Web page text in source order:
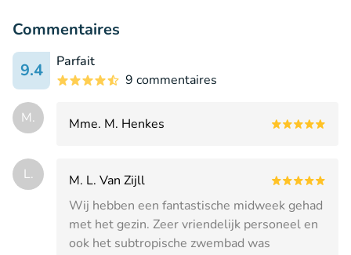
Commentaires
9.4
Parfait
9 commentaires
M. Mme. M. Henkes
L.
M. L. Van Zijll
Wij hebben een fantastische midweek gehad
met het gezin. Zeer vriendelijk personeel en
ook het subtropische zwembad was